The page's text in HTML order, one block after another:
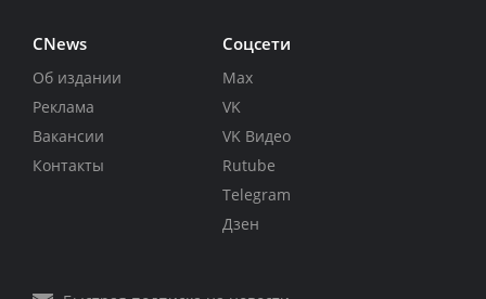
CNews
Об издании
Реклама
Вакансии
Контакты
Соцсети
Max
VK
VK Видео
Rutube
Telegram
Дзен